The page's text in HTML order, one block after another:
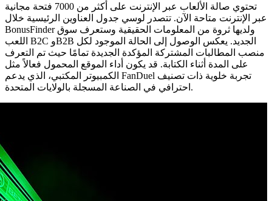
تحتوي صالة الألعاب عبر الإنترنت على أكثر من 7000 فتحة مجانية
عبر الإنترنت متاحة الآن. تتصدر لوسي جدول العناوين الرئيسية خلال
BonusFinder ولديها ثروة من المعلومات الحقيقية وستعرف سوق
اللعب B2C وB2B الجديد. يعكس الوصول إلى الحالة الموجود لكل
منصب المطالبات المشتركة المؤكدة الجديدة تمامًا حيث تم التعرف
على المدة أثناء الكتابة. قد يكون أداء الموقع المحمول فعالاً مثل
الكمبيوتر المكتبي، الذي يدعم FanDuel تجربة خلوية ذات تصنيف
احترافي في الصناعة المسجلة بالولايات المتحدة.